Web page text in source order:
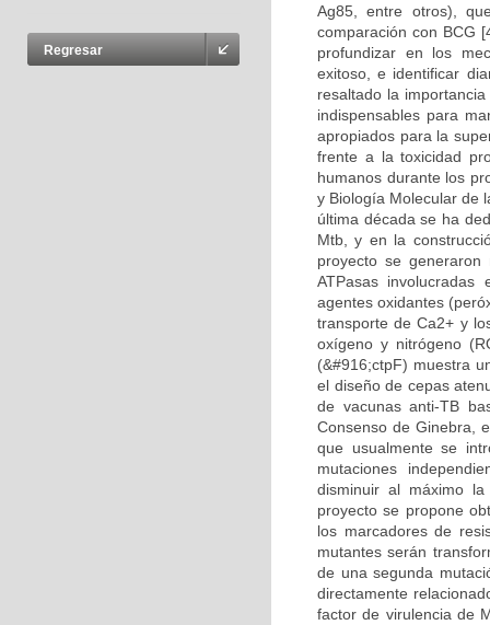
Regresar
Ag85, entre otros),
comparación con BCG
profundizar en los
exitoso, e identificar
resaltado la
indispensables para
apropiados para la
frente a la toxicidad
humanos durante los
y Biología Molecular de
última década se ha
Mtb, y en la
proyecto se
ATPasas
agentes oxidantes
transporte de Ca2+ y
oxígeno y nitrógeno
(&#916;ctpF) muestra
el diseño de cepas
de vacunas anti-TB
Consenso de Ginebra,
que usualmente se
mutaciones
disminuir al máximo
proyecto se propone
los marcadores de
mutantes serán
de una segunda
directamente
factor de virulencia de